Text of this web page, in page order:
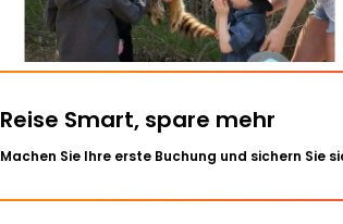
Reise Smart, spare mehr
Machen Sie Ihre erste Buchung und sichern